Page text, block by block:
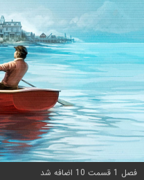
فصل 1 قسمت 10 اضافه شد